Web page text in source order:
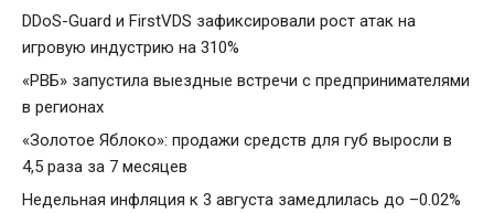
DDoS-Guard и FirstVDS зафиксировали рост атак на
игровую индустрию на 310%
«РВБ» запустила выездные встречи с предпринимателями
в регионах
«Золотое Яблоко»: продажи средств для губ выросли в
4,5 раза за 7 месяцев
Недельная инфляция к 3 августа замедлилась до –0.02%